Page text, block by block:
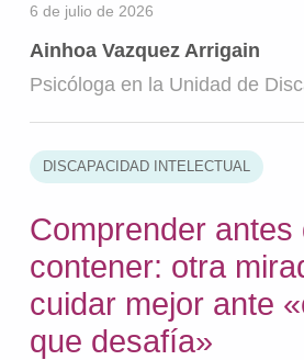
6 de julio de 2026
Ainhoa Vazquez Arrigain
Psicóloga en la Unidad de
DISCAPACIDAD INTELECTUAL
Comprender antes
contener: otra
cuidar mejor ante
que desafía»